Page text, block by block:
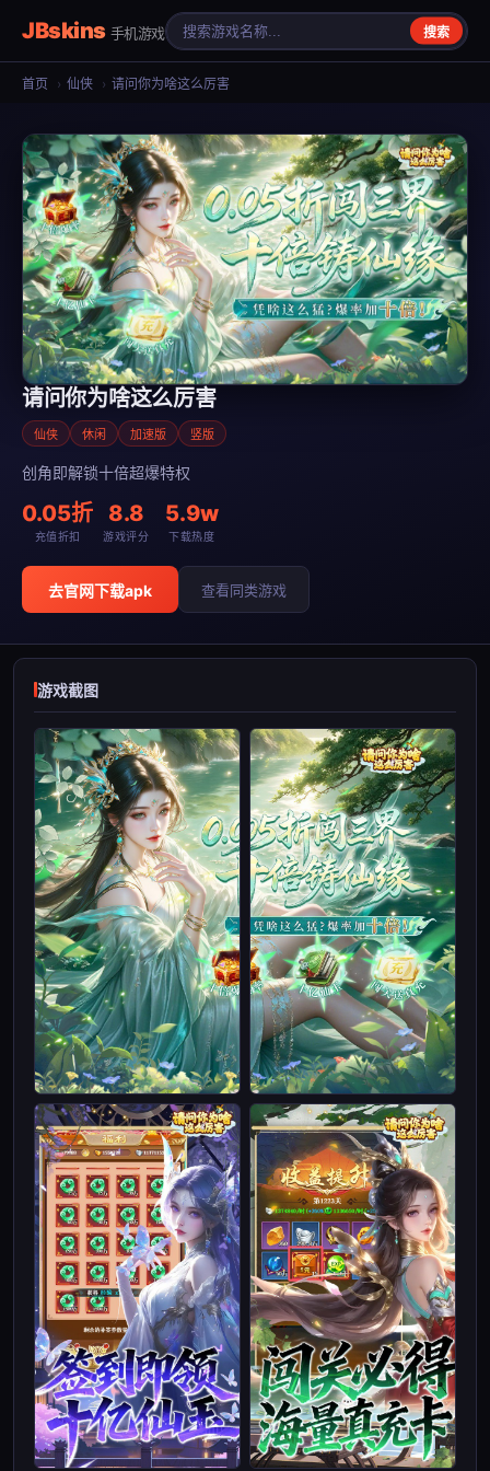
JBskins 手机游戏 搜索
首页 › 仙侠 › 请问你为啥这么厉害
请问你为啥这么厉害
仙侠 休闲 加速版 竖版
创角即解锁十倍超爆特权
0.05折
充值折扣
8.8
游戏评分
5.9w
下载热度
去官网下载apk 查看同类游戏
游戏截图